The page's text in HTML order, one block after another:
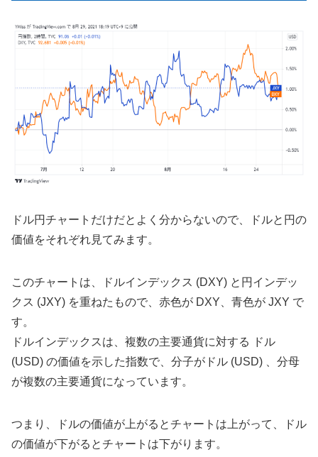
ドル円チャートだけだとよく分からないので、ドルと円の
価値をそれぞれ見てみます。
このチャートは、ドルインデックス (DXY) と円インデッ
クス (JXY) を重ねたもので、赤色が DXY、青色が JXY で
す。
ドルインデックスは、複数の主要通貨に対する ドル
(USD) の価値を示した指数で、分子がドル (USD) 、分母
が複数の主要通貨になっています。
つまり、ドルの価値が上がるとチャートは上がって、ドル
の価値が下がるとチャートは下がります。